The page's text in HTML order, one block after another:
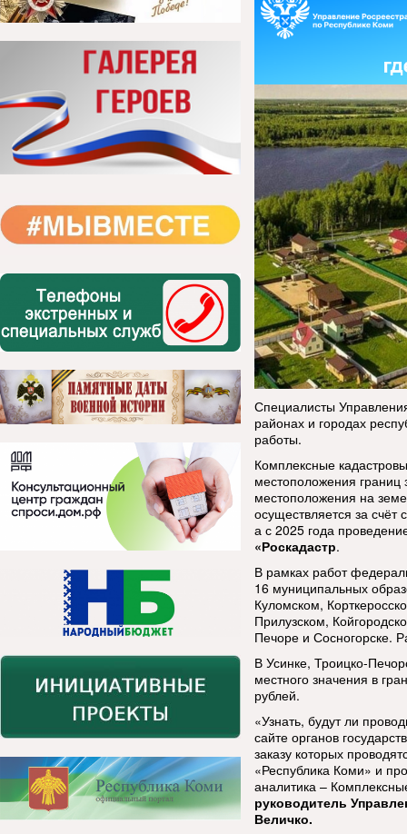
Специалисты
районах и городах
работы.
Комплексные
местоположения границ
местоположения на
осуществляется за счёт
а с 2025 года
«Роскадастр.
В рамках работ
16 муниципальных
Куломском,
Прилузском,
Печоре и Сосногорске.
В Усинке, Троицко-
местного значения в
рублей.
«Узнать, будут ли
сайте органов
заказу которых
«Республика Коми» и
аналитика –
руководитель
Величко.